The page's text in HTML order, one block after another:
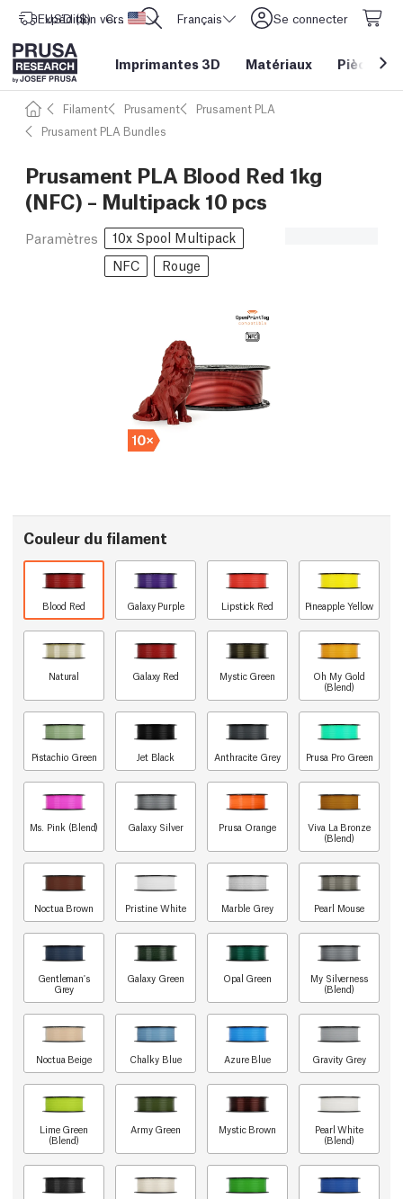
Expédition vers Etats-Unis d'Amérique
USD ($) CORE One L: Maintenant en stock ! Français Se connecter
Imprimantes 3D Matériaux Pièces&
Filament Prusament
Prusament PLA
Prusament PLA Bundles
Prusament PLA Blood Red 1kg
(NFC) – Multipack 10 pcs
Paramètres
10x Spool Multipack
NFC
Rouge
Couleur du filament
Blood Red Galaxy Purple Lipstick Red Pineapple Yellow
Natural Galaxy Red Mystic Green
Oh My Gold
(Blend)
Pistachio Green Jet Black Anthracite Grey Prusa Pro Green
Ms. Pink (Blend) Galaxy Silver Prusa Orange
Viva La Bronze
(Blend)
Noctua Brown Pristine White Marble Grey Pearl Mouse
Gentleman's
Grey
Galaxy Green Opal Green
My Silverness
(Blend)
Noctua Beige Chalky Blue Azure Blue Gravity Grey
Lime Green
(Blend)
Army Green Mystic Brown
Pearl White
(Blend)